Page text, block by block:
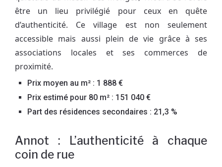
être un lieu privilégié pour ceux en quête
d’authenticité. Ce village est non seulement
accessible mais aussi plein de vie grâce à ses
associations locales et ses commerces de
proximité.
Prix moyen au m² : 1 888 €
Prix estimé pour 80 m² : 151 040 €
Part des résidences secondaires : 21,3 %
Annot : L’authenticité à chaque
coin de rue